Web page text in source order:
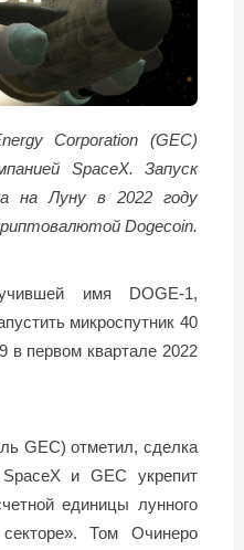
Corporation (GEC)
SpaceX. Запуск
на Луну в 2022 году
Dogecoin.
имя DOGE-1,
микроспутник 40
в первом квартале 2022
GEC) отметил, сделка
и GEC укрепит
единицы лунного
Том Очинеро